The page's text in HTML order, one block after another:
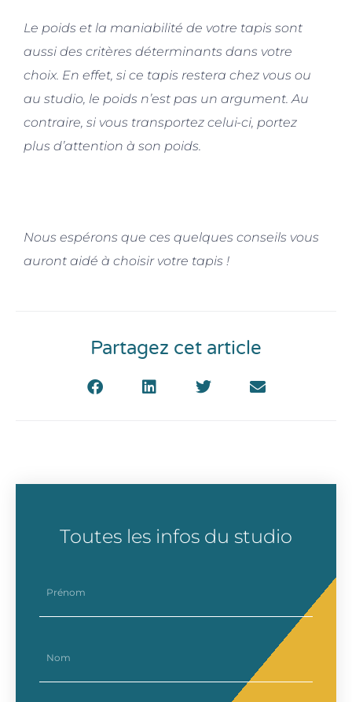
Le poids et la maniabilité de votre tapis sont
aussi des critères déterminants dans votre
choix. En effet, si ce tapis restera chez vous ou
au studio, le poids n’est pas un argument. Au
contraire, si vous transportez celui-ci, portez
plus d’attention à son poids.
Nous espérons que ces quelques conseils vous
auront aidé à choisir votre tapis !
Partagez cet article
Toutes les infos du studio